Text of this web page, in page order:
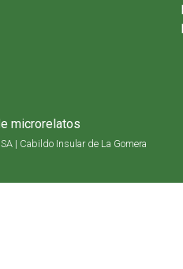
microrelatos
| Cabildo Insular de La Gomera